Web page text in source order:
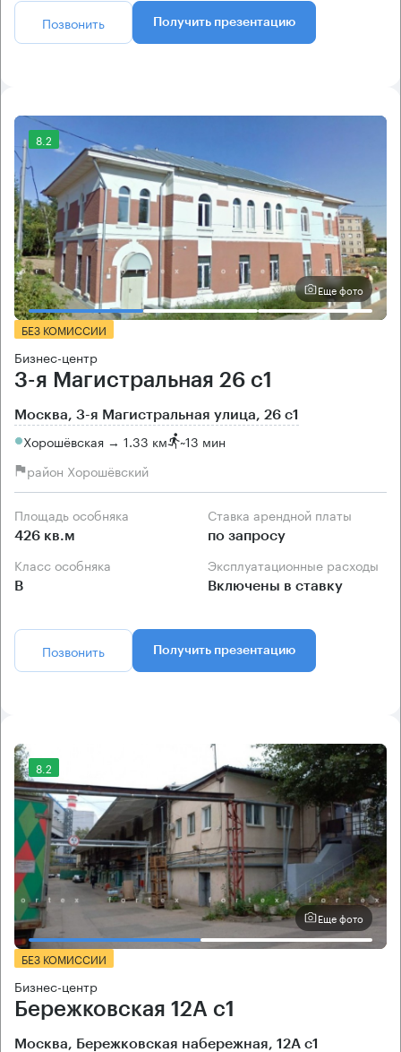
Позвонить Получить презентацию
8.2
Еще фото
БЕЗ КОМИССИИ
Бизнес-центр
3-я Магистральная 26 с1
Москва, 3-я Магистральная улица, 26 с1
Хорошёвская → 1.33 км ~13 мин
район Хорошёвский
Площадь особняка
426 кв.м
Ставка арендной платы
по запросу
Класс особняка
B
Эксплуатационные расходы
Включены в ставку
Позвонить Получить презентацию
8.2
Еще фото
БЕЗ КОМИССИИ
Бизнес-центр
Бережковская 12А с1
Москва, Бережковская набережная, 12А с1